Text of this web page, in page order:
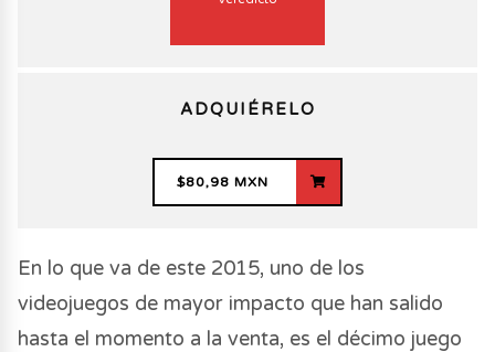
ADQUIÉRELO
$80,98 MXN
En lo que va de este 2015, uno de los
videojuegos de mayor impacto que han salido
hasta el momento a la venta, es el décimo juego